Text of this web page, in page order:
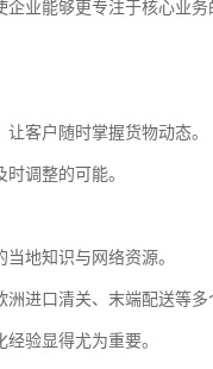
业能够更专注于核心业务
客户随时掌握货物动态。
调整的可能。
地知识与网络资源。
进口清关、末端配送等多
验显得尤为重要。